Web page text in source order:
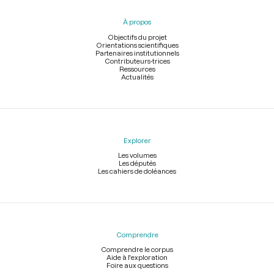
À propos
Objectifs du projet
Orientations scientifiques
Partenaires institutionnels
Contributeurs-trices
Ressources
Actualités
Explorer
Les volumes
Les députés
Les cahiers de doléances
Comprendre
Comprendre le corpus
Aide à l'exploration
Foire aux questions